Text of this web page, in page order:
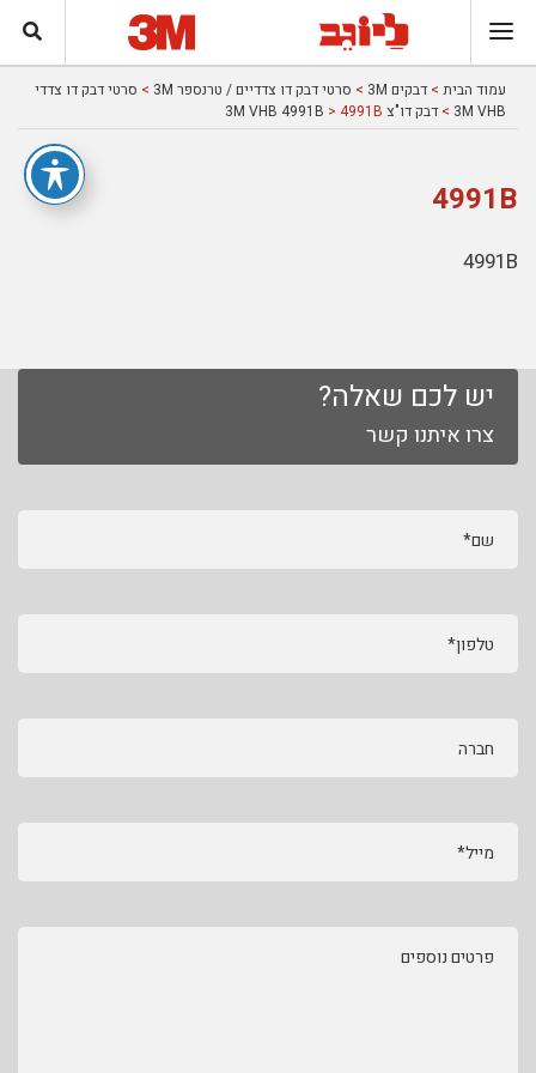
עמוד הבית > דבקים 3M > סרטי דבק דו צדדיים / טרנספר 3M > סרטי דבק דו צדדי
3M VHB
> דבק דו"צ 3M VHB 4991B > 4991B
4991B
4991B
יש לכם שאלה?
צרו איתנו קשר
שם*
טלפון*
חברה
מייל*
פרטים נוספים